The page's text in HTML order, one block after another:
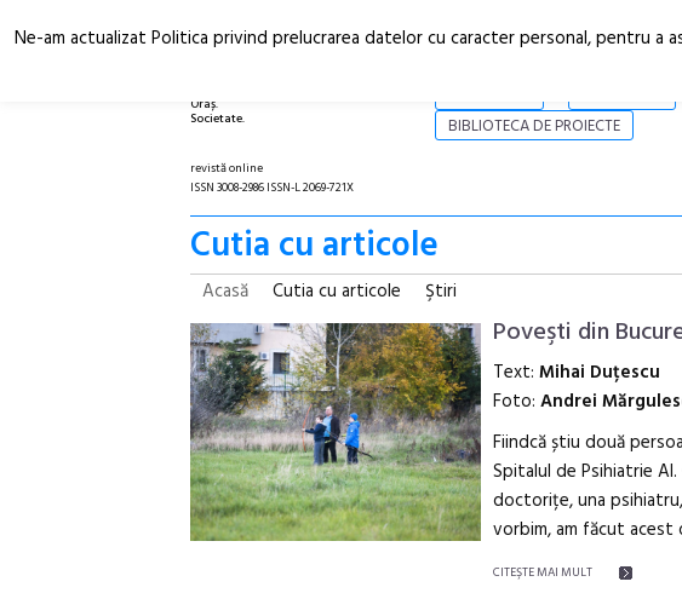
Oraș.
Societate.
BIBLIOTECA DE PROIECTE
revistă online
ISSN 3008-2986 ISSN-L 2069-721X
Cutia cu articole
Acasă Cutia cu articole Ştiri
Poveşti din
Text: Mihai Duțescu
Foto: Andrei
Fiindcă știu două
Spitalul de Psihiatrie
doctorițe, una
vorbim, am făcut
CITEŞTE MAI MULT
Ne-am actualizat Politica privind prelucrarea datelor cu caracter personal, pentru